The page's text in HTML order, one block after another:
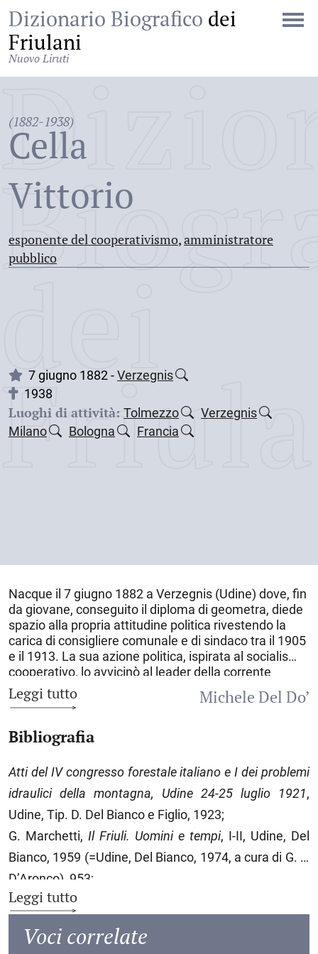
Dizionario Biografico dei
Friulani
Nuovo Liruti
(1882-1938)
Cella
Vittorio
esponente del cooperativismo,amministratore
pubblico
dei
7 giugno 1882 -Verzegnis
1938
Luoghi di attività: Tolmezzo
Verzegnis
Milano
Bologna Francia
Nacque il 7 giugno 1882 a Verzegnis (Udine) dove, fin
da giovane, conseguito il diploma di geometra, diede
spazio alla propria attitudine politica rivestendo la
carica di consigliere comunale e di sindaco tra il 1905
e il 1913. La sua azione politica, ispirata al socialismo
cooperativo, lo avvicinò al leader della corrente
riformista del movimento carnico, l’avvocato Riccardo
Spinotti, assieme al quale si fece propugnatore
con sede aTolmezzo
il 29 aprile 1906. Ne fu poi direttore dalla fondazione
fino al 1931, occupandosi dei rapporti tra le diverse
filiali, della formazione dei gerenti, del controllo sugli
acquisti e sulle vendite, oltre che della conclusione
dei contratti come legale rappresentante del
sodalizio. La Cooperativa carnica di consumo
aumentò l’offerta di beni disponibili sul territorio, ma
anche l’efficienza delle preesistenti cooperative
paesane che, innestate nella sua rete di filiali,
poterono attingere a un fornitissimo magazzino
centrale. La linea direttiva fu improntata non solo
sviluppo e l’espansione territoriale della Cooperativa
Leggi tutto
Michele Del Do’
Bibliografia
Atti del IV congresso forestale italiano e I dei problemi
idraulici della montagna, Udine 24-25 luglio 1921,
Udine, Tip. D. Del Bianco e Figlio, 1923;
G. Marchetti, Il Friuli. Uomini e tempi, I-II, Udine, Del
Bianco, 1959 (=Udine, Del Bianco, 1974, a cura di G. F.
D’Aronco), 953;
L. Puppini,Il «Modesto libro di mie memorie» di Vittorio
75-98;
Leggi tutto
Voci correlate